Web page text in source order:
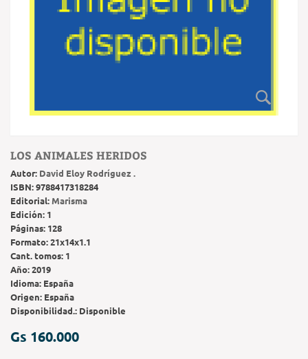
LOS ANIMALES HERIDOS
Autor: David Eloy Rodríguez .
ISBN:9788417318284
Editorial: Marisma
Edición: 1
Páginas: 128
Formato:21x14x1.1
Cant. tomos: 1
Año:2019
Idioma: España
Origen: España
Disponibilidad.: Disponible
Gs 160.000